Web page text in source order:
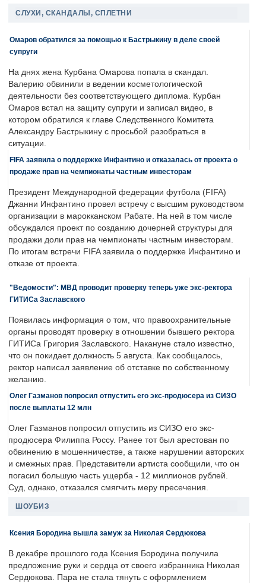
СЛУХИ, СКАНДАЛЫ, СПЛЕТНИ
Омаров обратился за помощью к Бастрыкину в деле своей
супруги
На днях жена Курбана Омарова попала в скандал.
Валерию обвинили в ведении косметологической
деятельности без соответствующего диплома. Курбан
Омаров встал на защиту супруги и записал видео, в
котором обратился к главе Следственного Комитета
Александру Бастрыкину с просьбой разобраться в
ситуации.
FIFA заявила о поддержке Инфантино и отказалась от проекта о
продаже прав на чемпионаты частным инвесторам
Президент Международной федерации футбола (FIFA)
Джанни Инфантино провел встречу с высшим руководством
организации в марокканском Рабате. На ней в том числе
обсуждался проект по созданию дочерней структуры для
продажи доли прав на чемпионаты частным инвесторам.
По итогам встречи FIFA заявила о поддержке Инфантино и
отказе от проекта.
"Ведомости": МВД проводит проверку теперь уже экс-ректора
ГИТИСа Заславского
Появилась информация о том, что правоохранительные
органы проводят проверку в отношении бывшего ректора
ГИТИСа Григория Заславского. Накануне стало известно,
что он покидает должность 5 августа. Как сообщалось,
ректор написал заявление об отставке по собственному
желанию.
Олег Газманов попросил отпустить его экс-продюсера из СИЗО
после выплаты 12 млн
Олег Газманов попросил отпустить из СИЗО его экс-
продюсера Филиппа Россу. Ранее тот был арестован по
обвинению в мошенничестве, а также нарушении авторских
и смежных прав. Представители артиста сообщили, что он
погасил большую часть ущерба - 12 миллионов рублей.
Суд, однако, отказался смягчить меру пресечения.
ШОУБИЗ
Ксения Бородина вышла замуж за Николая Сердюкова
В декабре прошлого года Ксения Бородина получила
предложение руки и сердца от своего избранника Николая
Сердюкова. Пара не стала тянуть с оформлением